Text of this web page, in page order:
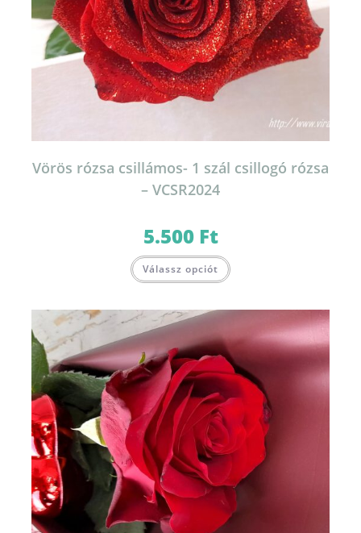
Vörös rózsa csillámos- 1 szál csillogó rózsa
– VCSR2024
5.500 Ft
Válassz opciót